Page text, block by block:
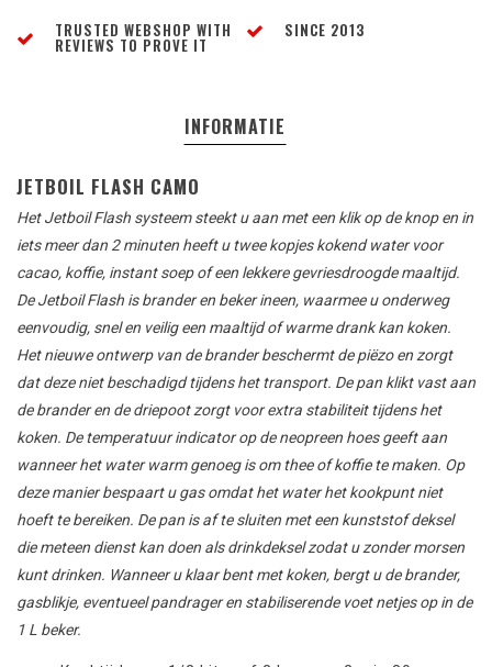
TRUSTED WEBSHOP WITH
REVIEWS TO PROVE IT
SINCE 2013
INFORMATIE
JETBOIL FLASH CAMO
HetJetboil Flash systeem steekt u aan met een klik op deknop en in
iets meer dan 2 minuten heeft u twee kopjes kokend water voor
cacao, koffie, instant soep of een lekkere gevriesdroogde maaltijd.
De Jetboil Flash is brander en beker ineen, waarmee u onderweg
eenvoudig, snel en veilig een maaltijd of warme drank kan koken.
Het nieuwe ontwerp van de brander beschermt de piëzo en zorgt
dat deze niet beschadigd tijdens het transport. De pan klikt vast aan
de brander en de driepoot zorgt voor extra stabiliteit tijdens het
koken. De temperatuur indicator op de neopreen hoes geeft aan
wanneer het water warm genoeg is om thee of koffie te maken. Op
deze manier bespaart u gas omdat het water het kookpunt niet
hoeft te bereiken. De pan is af te sluiten met een kunststof deksel
die meteen dienst kan doen als drinkdeksel zodat u zonder morsen
kunt drinken. Wanneer u klaar bent met koken, bergt u de brander,
gasblikje, eventueel pandrager en stabiliserende voet netjes op in de
1 L beker.